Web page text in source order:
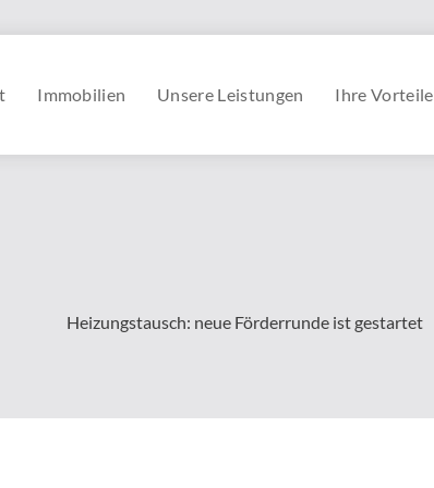
Immobilien Unsere Leistungen Ihre Vorteile
Heizungstausch: neue Förderrunde ist gestartet